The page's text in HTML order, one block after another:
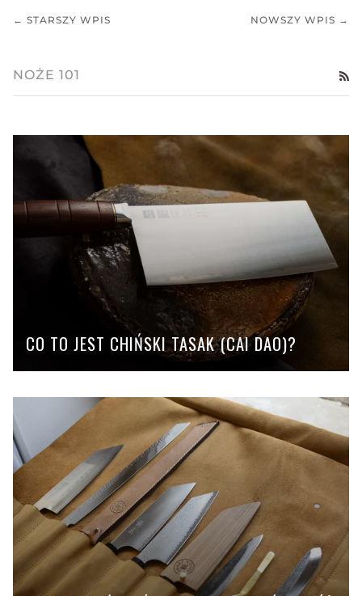
← STARSZY WPIS NOWSZY WPIS →
NOŻE 101
CO TO JEST CHIŃSKI TASAK (CAI DAO)?